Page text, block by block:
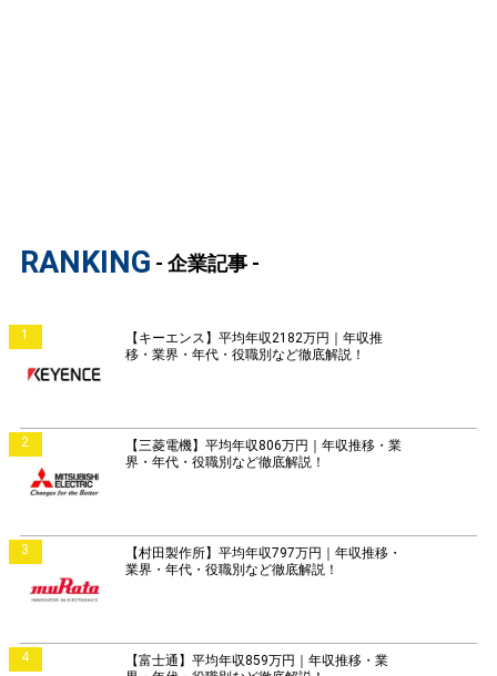
RANKING - 企業記事 -
1
【キーエンス】平均年収2182万円｜年収推
移・業界・年代・役職別など徹底解説！
2
【三菱電機】平均年収806万円｜年収推移・業
界・年代・役職別など徹底解説！
3
【村田製作所】平均年収797万円｜年収推移・
業界・年代・役職別など徹底解説！
4
【富士通】平均年収859万円｜年収推移・業